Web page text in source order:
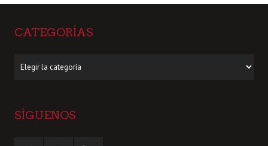
CATEGORÍAS
SÍGUENOS